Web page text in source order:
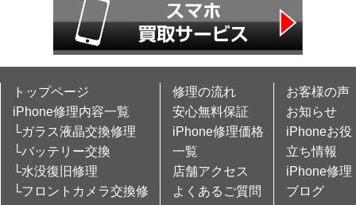
トップページ
iPhone修理内容一覧
└ガラス液晶交換修理
└バッテリー交換
└水没復旧修理
└フロントカメラ交換修
修理の流れ
安心無料保証
iPhone修理価格
一覧
店舗アクセス
よくあるご質問
お客様の声
お知らせ
iPhoneお役
立ち情報
iPhone修理
ブログ